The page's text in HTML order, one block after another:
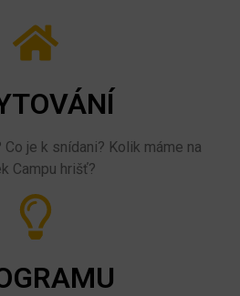
je k snídani? Kolik máme na
Campu hrišť?